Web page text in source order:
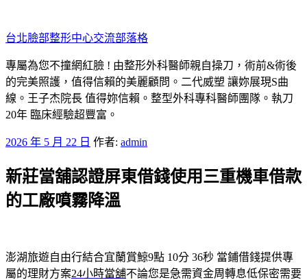
至
主
要
內
容
台北臉部整形中心交流部落格
專屬為您不撞網紅臉 ! 由整形外科醫師親自操刀，術前&術後
的完美照護，值得信賴的美麗顧問。二代威塑 讓妳展現S曲
線。王子杰院長 值得妳信賴。整型外科專科醫師團隊。執刀
20年 臨床經驗超豐富。
發
於
2026 年 5 月 22 日 作者: admin
新莊當舖認證屏東借錢使用三重機車借款
的工廠噴霧降溫
澎湖旅遊自由行結合宜蘭賞鯨9點 10分 36秒 當鋪借錢提供專
屬的理財方案24小時當舖不論您是急需資金周轉息低保密需要